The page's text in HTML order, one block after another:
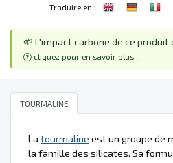
Traduire en :
🌱 L'impact carbone de ce produit
cliquez pour en savoir plus...
TOURMALINE
La tourmaline est un groupe de
la famille des silicates. Sa